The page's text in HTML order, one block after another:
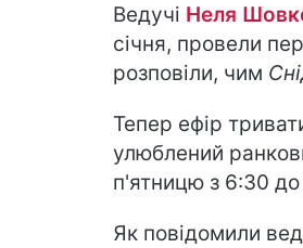
Ведучі Неля
січня, провели
розповіли, чим
Тепер ефір
улюблений
п'ятницю з 6:30 до
Як повідомили